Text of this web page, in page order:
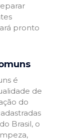
pronto
é
de
do
Brasil, o